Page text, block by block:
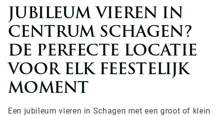
JUBILEUM VIEREN IN
CENTRUM SCHAGEN?
DE PERFECTE LOCATIE
VOOR ELK FEESTELIJK
MOMENT
Een jubileum vieren in Schagen met een groot of klein